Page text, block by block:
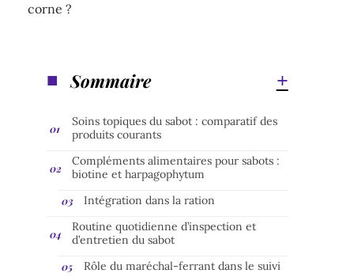
corne ?
Sommaire
Soins topiques du sabot : comparatif des
produits courants
Compléments alimentaires pour sabots :
biotine et harpagophytum
Intégration dans la ration
Routine quotidienne d’inspection et
d’entretien du sabot
Rôle du maréchal-ferrant dans le suivi